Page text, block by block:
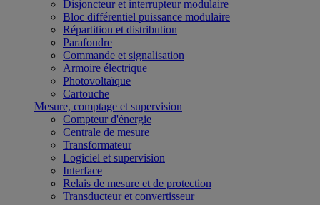
Disjoncteur et interrupteur modulaire
Bloc différentiel puissance modulaire
Répartition et distribution
Parafoudre
Commande et signalisation
Armoire électrique
Photovoltaïque
Cartouche
Mesure, comptage et supervision
Compteur d'énergie
Centrale de mesure
Transformateur
Logiciel et supervision
Interface
Relais de mesure et de protection
Transducteur et convertisseur